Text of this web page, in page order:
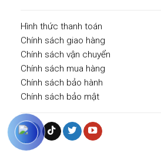
Hình thức thanh toán
Chính sách giao hàng
Chính sách vận chuyển
Chính sách mua hàng
Chính sách bảo hành
Chính sách bảo mật